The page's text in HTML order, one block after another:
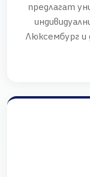
предлагат
Люксембург и